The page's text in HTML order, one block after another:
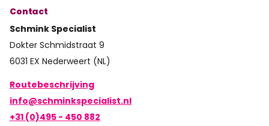
Contact
Schmink Specialist
Dokter Schmidstraat 9
6031 EX Nederweert (NL)
Routebeschrijving
info@schminkspecialist.nl
+31 (0)495 - 450 882